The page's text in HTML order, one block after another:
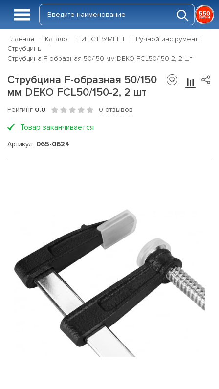
Главная Каталог ИНСТРУМЕНТ
Ручной инструмент
Струбцины
Струбцина F-образная 50/150 мм DEKO FCL50/150-2, 2 шт
Струбцина F-образная 50/150
мм DEKO FCL50/150-2, 2 шт
Рейтинг 0.0 0 отзывов
Товар заканчивается
Артикул: 065-0624